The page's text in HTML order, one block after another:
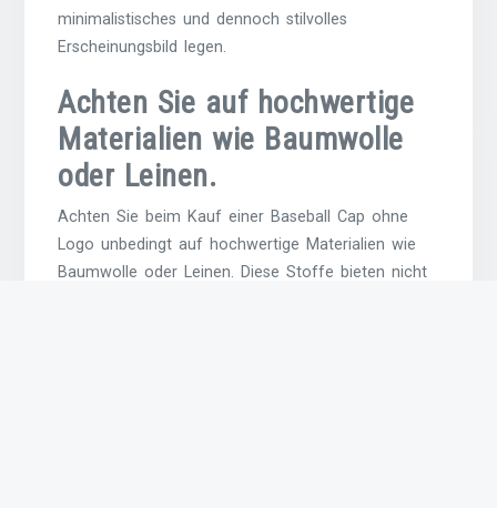
minimalistisches und dennoch stilvolles
Erscheinungsbild legen.
Achten Sie auf hochwertige
Materialien wie Baumwolle
oder Leinen.
Achten Sie beim Kauf einer Baseball Cap ohne
Logo unbedingt auf hochwertige Materialien wie
Baumwolle oder Leinen. Diese Stoffe bieten nicht